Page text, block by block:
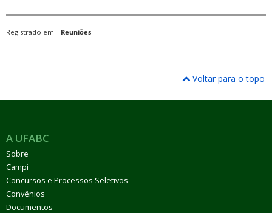
Registrado em: Reuniões
Voltar para o topo
A UFABC
Sobre
Campi
Concursos e Processos Seletivos
Convênios
Documentos